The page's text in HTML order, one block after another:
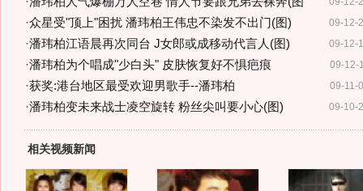
09-12-
·众星受"顶上"困扰 潘玮柏王伟忠不染发不出门(图)
09-12-
·潘玮柏江语晨再次同台 J女郎或成移动代言人(图)
09-12-
·潘玮柏为个唱成"少白头" 皮肤恢复好不惧疤痕
09-11-
·获奖:港台地区最受欢迎男歌手--潘玮柏
09-10-
·潘玮柏变未来战士凌空旋转 粉丝尖叫要小心(图)
相关视频新闻